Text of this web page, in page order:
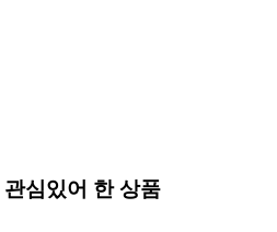
심있어 한 상품